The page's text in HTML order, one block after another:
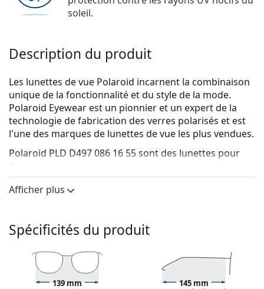
soleil.
Description du produit
Les lunettes de vue Polaroid incarnent la combinaison
unique de la fonctionnalité et du style de la mode.
Polaroid Eyewear est un pionnier et un expert de la
technologie de fabrication des verres polarisés et est
l'une des marques de lunettes de vue les plus vendues.
Polaroid PLD D497 086 16 55sont des lunettes pour
femmes.
Voyez de quoi vous avez l'air avec ces lunettes grâce à
la fonction d'essai virtuel de Lentiamo.
La couleur brune de la monture s'accorde
parfaitement avec un teint chaud et des cheveux
châtain clair, noirs ou blonds foncés.
Les montures rectangulaires sont un choix idéal
Afficher plus
Spécificités du produit
139 mm 145 mm